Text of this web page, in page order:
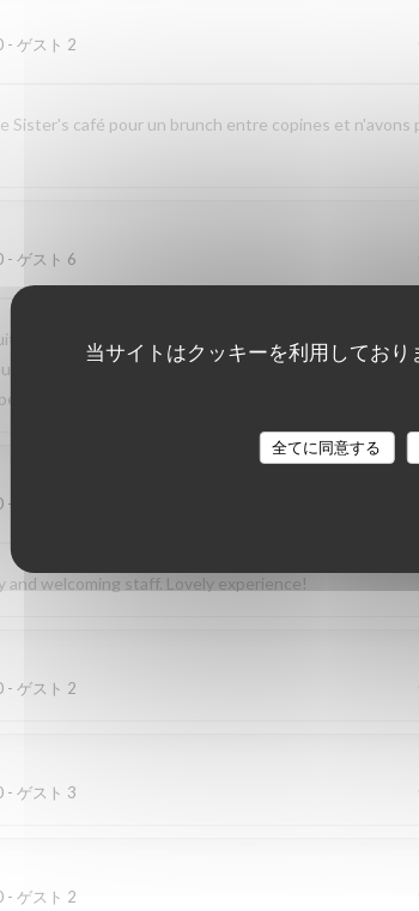
当サイトはクッキーを利用してお
全てに同意する
- ゲスト 2
Sister's café pour un brunch entre copines et
- ゲスト 6
à la soirée j’ai fait une violente indigestion qui a
goût légèrement avarié, comme si elle avait pris un
s’améliorer.
ゲスト 4
and welcoming staff. Lovely experience!
- ゲスト 2
- ゲスト 3
- ゲスト 2